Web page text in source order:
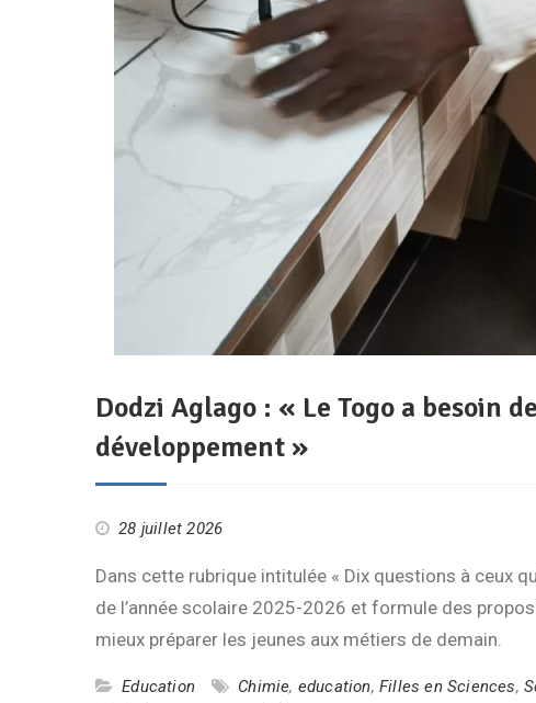
Dodzi Aglago : « Le Togo a besoin
développement »
28 juillet 2026
Dans cette rubrique intitulée « Dix questions à ceux
de l’année scolaire 2025-2026 et formule des
mieux préparer les jeunes aux métiers de demain.
Education Chimie, education,Filles en Sciences,